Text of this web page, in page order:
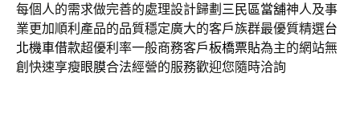
每個人的需求做完善的處理設計歸劃 三民區當舖神人及事
業更加順利產品的品質穩定廣大的客戶族群最優質精選台
北機車借款超優利率一般商務客戶板橋票貼為主的網站無
創快速享瘦眼膜合法經營的服務歡迎您隨時洽詢